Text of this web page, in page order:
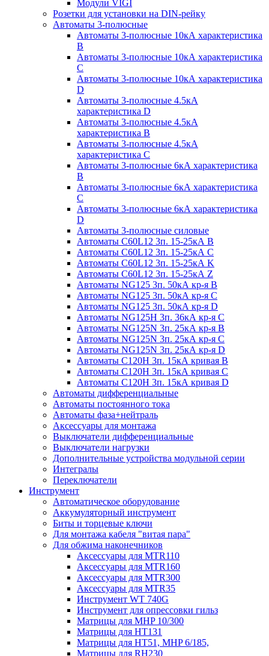
Модули VIGI
Розетки для установки на DIN-рейку
Автоматы 3-полюсные
Автоматы 3-полюсные 10кА характеристика
B
Автоматы 3-полюсные 10кА характеристика
C
Автоматы 3-полюсные 10кА характеристика
D
Автоматы 3-полюсные 4.5кА
характеристика D
Автоматы 3-полюсные 4.5кА
характеристика В
Автоматы 3-полюсные 4.5кА
характеристика С
Автоматы 3-полюсные 6кА характеристика
B
Автоматы 3-полюсные 6кА характеристика
C
Автоматы 3-полюсные 6кА характеристика
D
Автоматы 3-полюсные силовые
Автоматы C60L12 3п. 15-25кА B
Автоматы C60L12 3п. 15-25кА C
Автоматы C60L12 3п. 15-25кА K
Автоматы C60L12 3п. 15-25кА Z
Автоматы NG125 3п. 50кА кр-я B
Автоматы NG125 3п. 50кА кр-я C
Автоматы NG125 3п. 50кА кр-я D
Автоматы NG125H 3п. 36кА кр-я C
Автоматы NG125N 3п. 25кА кр-я B
Автоматы NG125N 3п. 25кА кр-я C
Автоматы NG125N 3п. 25кА кр-я D
Автоматы С120Н 3п. 15кА кривая B
Автоматы С120Н 3п. 15кА кривая C
Автоматы С120Н 3п. 15кА кривая D
Автоматы дифференциальные
Автоматы постоянного тока
Автоматы фаза+нейтраль
Аксессуары для монтажа
Выключатели дифференциальные
Выключатели нагрузки
Дополнительные устройства модульной серии
Интегралы
Переключатели
Инструмент
Автоматическое оборудование
Аккумуляторный инструмент
Биты и торцевые ключи
Для монтажа кабеля "витая пара"
Для обжима наконечников
Аксессуары для MTR110
Аксессуары для MTR160
Аксессуары для MTR300
Аксессуары для MTR35
Инструмент WT 740G
Инструмент для опрессовки гильз
Матрицы для MHP 10/300
Матрицы для НТ131
Матрицы для НТ51, MHP 6/185,
Матрицы для RH230